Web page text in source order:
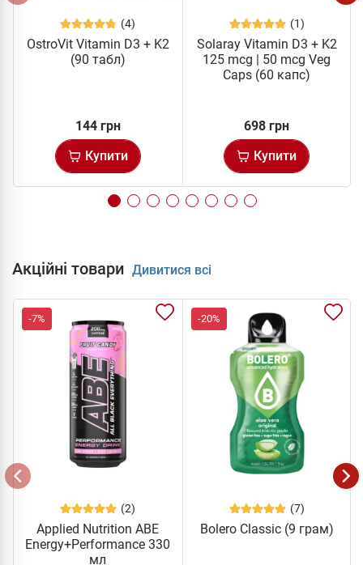
(4)
OstroVit Vitamin D3 + K2
(90 табл)
144 грн
Купити
(1)
Solaray Vitamin D3 + K2
125 mcg | 50 mcg Veg
Caps (60 капс)
698 грн
Купити
Акційні товари Дивитися всі
-7%
(2)
Applied Nutrition ABE
Energy+Performance 330
мл
-20%
(7)
Bolero Classic (9 грам)